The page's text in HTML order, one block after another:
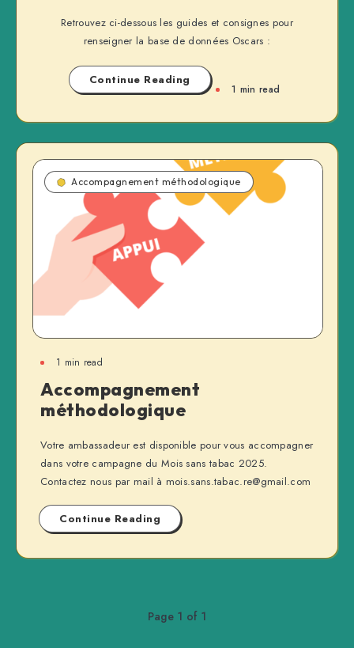
Retrouvez ci-dessous les guides et consignes pour
renseigner la base de données Oscars :
Continue Reading
1 min read
Accompagnement méthodologique
1 min read
Accompagnement
méthodologique
Votre ambassadeur est disponible pour vous accompagner
dans votre campagne du Mois sans tabac 2025.
Contactez nous par mail à mois.sans.tabac.re@gmail.com
Continue Reading
Page 1 of 1